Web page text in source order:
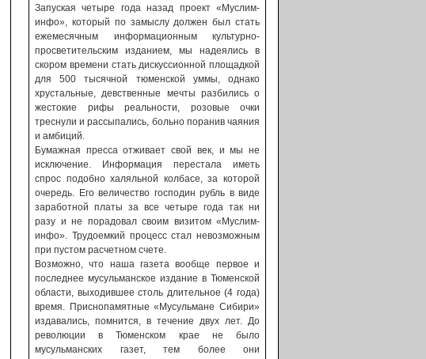
Запуская четыре года назад проект «Муслим-
инфо», который по замыслу должен был стать
ежемесячным информационным культурно-
просветительским изданием, мы надеялись в
скором времени стать дискуссионной площадкой
для 500 тысячной тюменской уммы, однако
хрустальные, девственные мечты разбились о
жестокие рифы реальности, розовые очки
треснули и рассыпались, больно поранив чаяния
и амбиций.
Бумажная пресса отживает свой век, и мы не
исключение. Информация перестала иметь
спрос подобно халяльной колбасе, за которой
очередь. Его величество господин рубль в виде
заработной платы за все четыре года так ни
разу и не порадовал своим визитом «Муслим-
инфо». Трудоемкий процесс стал невозможным
при пустом расчетном счете.
Возможно, что наша газета вообще первое и
последнее мусульманское издание в Тюменской
области, выходившее столь длительное (4 года)
время. Приснопамятные «Мусульмане Сибири»
издавались, помнится, в течение двух лет. До
революции в Тюменском крае не было
мусульманских газет, тем более они